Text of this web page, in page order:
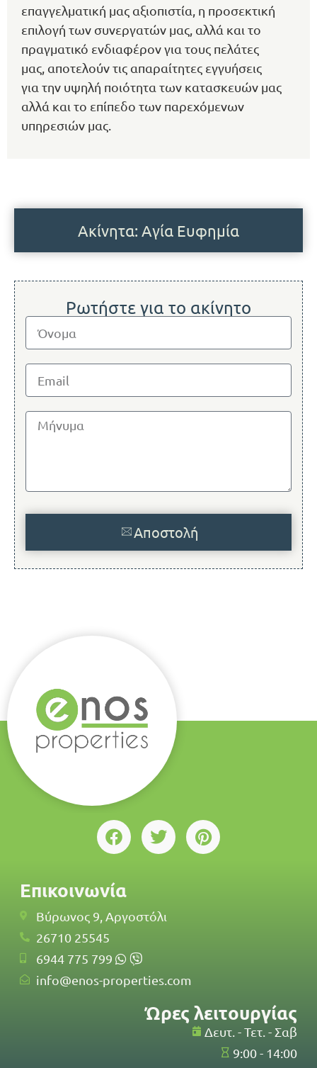
επαγγελματική μας αξιοπιστία, η προσεκτική
επιλογή των συνεργατών μας, αλλά και το
πραγματικό ενδιαφέρον για τους πελάτες
μας, αποτελούν τις απαραίτητες εγγυήσεις
για την υψηλή ποιότητα των κατασκευών μας
αλλά και το επίπεδο των παρεχόμενων
υπηρεσιών μας.
Ακίνητα: Αγία Ευφημία
Ρωτήστε για το ακίνητο
Αποστολή
Επικοινωνία
Βύρωνος 9, Αργοστόλι
26710 25545
6944 775 799
info@enos-properties.com
Ώρες λειτουργίας
Δευτ. - Τετ. - Σαβ
9:00 - 14:00